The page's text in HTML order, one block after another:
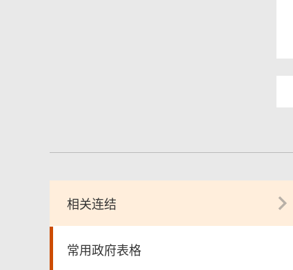
相关连结
常用政府表格